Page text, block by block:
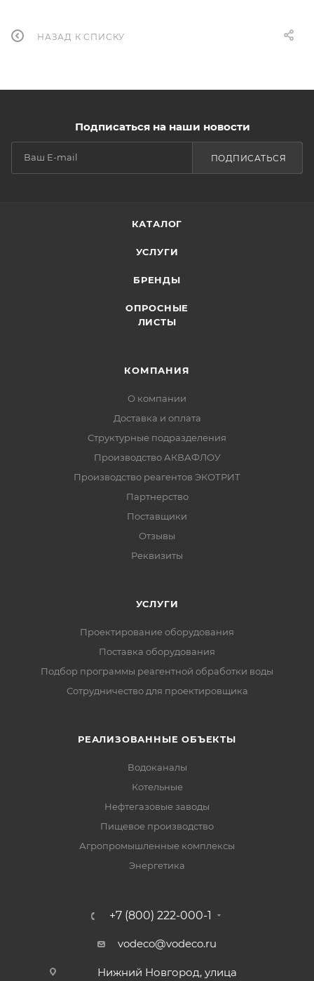
НАЗАД К СПИСКУ
Подписаться на наши новости
ПОДПИСАТЬСЯ
КАТАЛОГ
УСЛУГИ
БРЕНДЫ
ОПРОСНЫЕ
ЛИСТЫ
КОМПАНИЯ
О компании
Доставка и оплата
Структурные подразделения
Производство АКВАФЛОУ
Производство реагентов ЭКОТРИТ
Партнерство
Поставщики
Отзывы
Реквизиты
УСЛУГИ
Проектирование оборудования
Поставка оборудования
Подбор программы реагентной обработки воды
Сотрудничество для проектировщика
РЕАЛИЗОВАННЫЕ ОБЪЕКТЫ
Водоканалы
Котельные
Нефтегазовые заводы
Пищевое производство
Агропромышленные комплексы
Энергетика
+7 (800) 222-000-1
vodeco@vodeco.ru
Нижний Новгород, улица